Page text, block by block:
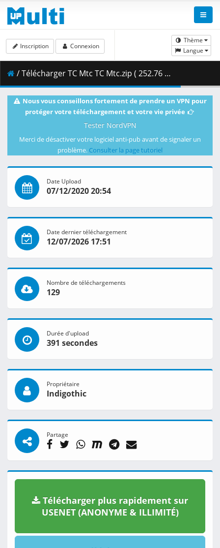
Thème
Langue
Inscription Connexion
/ Télécharger TC Mtc TC Mtc.zip ( 252.76 MB )
Nous vous conseillons fortement de prendre un VPN pour
protéger votre téléchargement et votre vie privée
Tester NordVPN
Merci de désactiver votre logiciel anti-pub avant de signaler un
problème. Consulter la page tutoriel
Date Upload
07/12/2020 20:54
Date dernier téléchargement
12/07/2026 17:51
Nombre de téléchargements
129
Durée d'upload
391 secondes
Propriétaire
Indigothic
Partage
Télécharger plus rapidement sur
USENET (ANONYME & ILLIMITÉ)